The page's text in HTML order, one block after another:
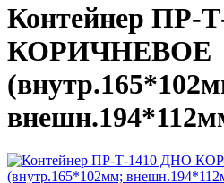
Контейнер ПР-
КОРИЧНЕВОЕ